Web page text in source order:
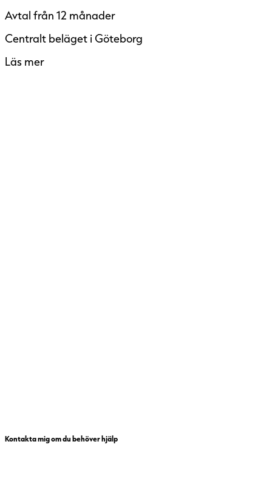
Avtal från 12 månader
Centralt beläget i Göteborg
Läs mer
Kontakta mig om du behöver hjälp